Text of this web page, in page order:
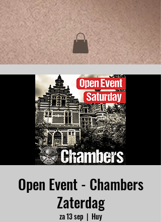
Open Event - Chambers
Zaterdag
za 13 sep
  |
Huy